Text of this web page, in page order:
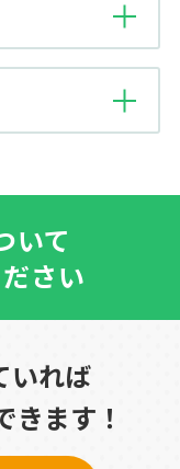
いて
さい
いれば
きます！